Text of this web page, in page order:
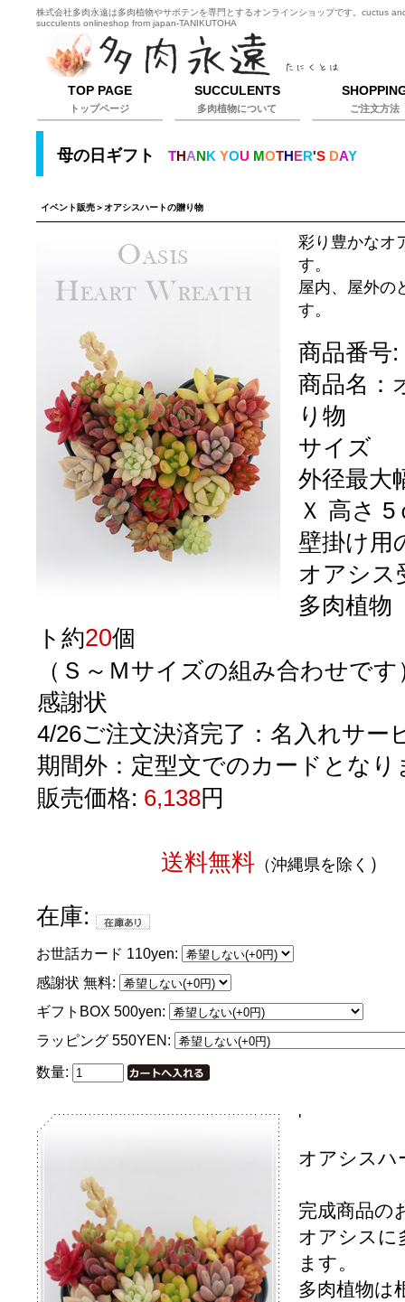
株式会社多肉永遠は多肉植物やサボテンを専門とするオンラインショップです。cuctus
succulents onlineshop from japan-TANIKUTOHA
母の日ギフト THANK YOU MOTHER'S DAY
イベント販売＞オアシスハートの贈り物
彩り豊かなオ
す。
屋内、屋外の
す。
商品番号:
商品名：
り物
サイズ
外径最大
Ｘ 高さ 5
壁掛け用
オアシス
多肉植物
ト約20個
（Ｓ～Ｍサイズの組み合わせです
感謝状
4/26ご注文決済完了：名入れサー
期間外：定型文でのカードとなり
販売価格: 6,138円
送料無料 （沖縄県を除く ）
在庫:
お世話カード 110yen:
感謝状 無料:
ギフトBOX 500yen:
ラッピング 550YEN:
数量:
'
オアシスハ
完成商品の
オアシスに
ます。
多肉植物は
TOP PAGE
トップページ
SUCCULENTS
多肉植物について ご注文方法